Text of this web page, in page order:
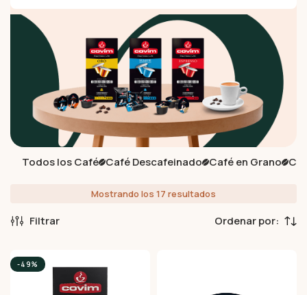
Todos los Café Café Descafeinado Café en Grano
Mostrando los 17 resultados
Filtrar
-49%